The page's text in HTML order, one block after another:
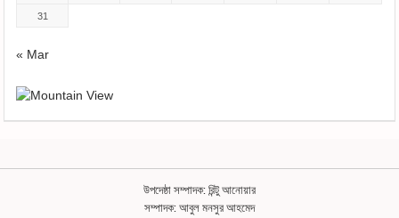
31
« Mar
উপদেষ্ঠা সম্পাদক: রিন্টু আনোয়ার
সম্পাদক: আবুল মনসুর আহমেদ